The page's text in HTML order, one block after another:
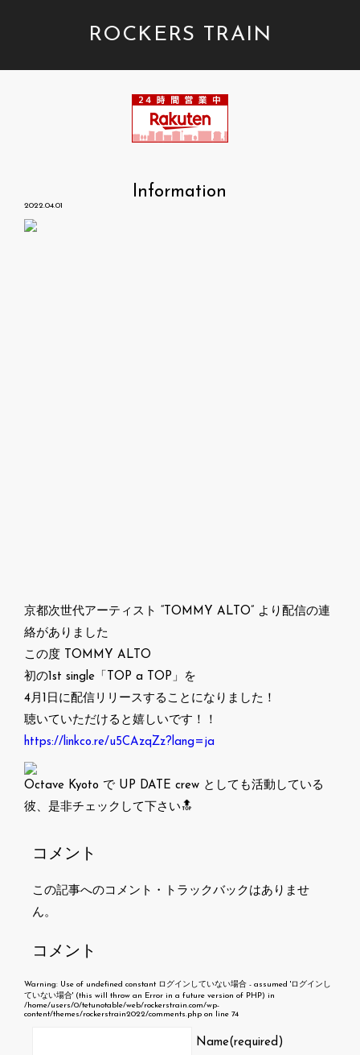
ROCKERS TRAIN
Information
2022.04.01
京都次世代アーティスト “TOMMY ALTO” より配信の連
絡がありました
この度 TOMMY ALTO
初の1st single「TOP a TOP」を
4月1日に配信リリースすることになりました！
聴いていただけると嬉しいです！！
https://linkco.re/u5CAzqZz?lang=ja
Octave Kyoto で UP DATE crew としても活動している
彼、是非チェックして下さい🔝
コメント
この記事へのコメント・トラックバックはありませ
ん。
コメント
Warning: Use of undefined constant ログインしていない場合 - assumed 'ログインし
ていない場合' (this will throw an Error in a future version of PHP) in
/home/users/0/tetunotable/web/rockerstrain.com/wp-
content/themes/rockerstrain2022/comments.php on line74
Name(required)